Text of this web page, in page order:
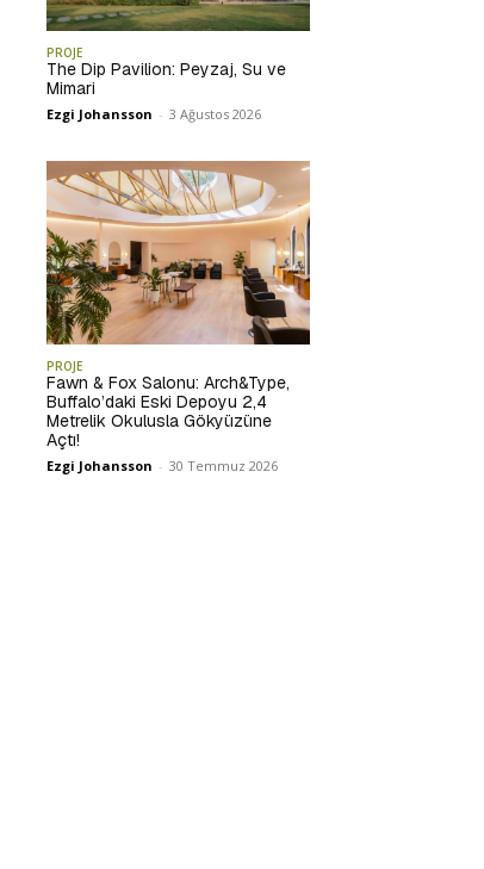
PROJE
The Dip Pavilion: Peyzaj, Su ve
Mimari
Ezgi Johansson - 3 Ağustos 2026
PROJE
Fawn & Fox Salonu: Arch&Type,
Buffalo’daki Eski Depoyu 2,4
Metrelik Okulusla Gökyüzüne
Açtı!
Ezgi Johansson - 30 Temmuz 2026